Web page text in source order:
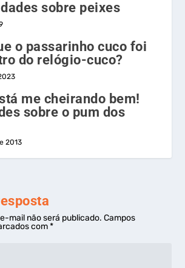
sobre peixes
o passarinho cuco foi
do relógio-cuco?
me cheirando bem!
sobre o pum dos
2013
mail não será publicado. Campos
com*